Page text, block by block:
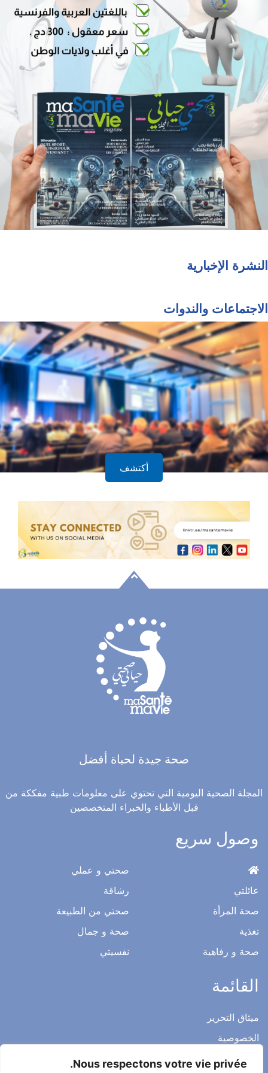
Nous respectons votre vie privée.
النشرة الإخبارية
الاجتماعات والندوات
أكتشف
صحة جيدة لحياة أفضل
المجلة الصحية اليومية التي تحتوي على معلومات طبية مفككة من
قبل الأطباء والخبراء المتخصصين
وصول سريع
عائلتي
صحة المرأة
تغذية
صحة و رفاهية
صحتي و عملي
رشاقة
صحتي من الطبيعة
صحة و جمال
نفسيتي
القائمة
ميثاق التحرير
الخصوصية
الاشعار القانوني